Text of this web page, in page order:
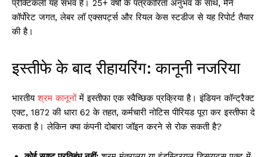
प्रैक्टिकली यह संभव है। 25+ वर्षों के पत्रकारिता अनुभव के साथ, मैंने
कॉर्पोरेट जगत, लेबर लॉ एक्सपर्ट्स और रियल केस स्टडीज से यह रिपोर्ट तैयार
की है।
इस्तीफे के बाद रीहायरिंग: कानूनी नजरिया
भारतीयश्रम कानूनों में इस्तीफा एक स्वैच्छिक प्रक्रिया है। इंडियन कॉन्ट्रैक्ट
एक्ट, 1872 की धारा 62 के तहत, कर्मचारी नोटिस पीरियड पूरा कर इस्तीफा दे
सकता है। लेकिन क्या कंपनी दोबारा जॉइन करने से रोक सकती है?